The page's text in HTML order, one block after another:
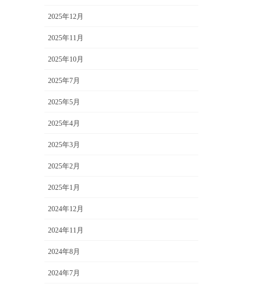
2025年12月
2025年11月
2025年10月
2025年7月
2025年5月
2025年4月
2025年3月
2025年2月
2025年1月
2024年12月
2024年11月
2024年8月
2024年7月